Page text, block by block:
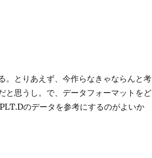
。とりあえず、今作らなきゃならんと考
と思うし。で、データフォーマットをど
のデータを参考にするのがよいか